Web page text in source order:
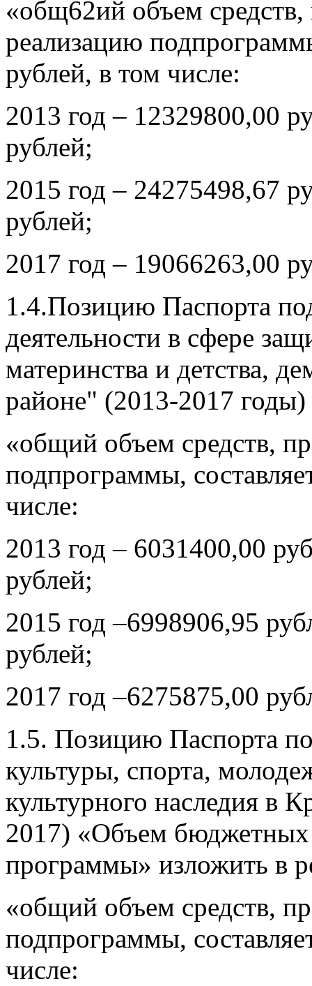
«общ62ий объем
реализацию
рублей, в том числе:
2013 год – 12329800,00
рублей;
2015 год – 24275498,67
рублей;
2017 год – 19066263,00
1.4.Позицию Паспорта
деятельности в сфере
материнства и детства,
районе" (2013-2017 годы)
«общий объем средств,
подпрограммы,
числе:
2013 год – 6031400,00
рублей;
2015 год –6998906,95
рублей;
2017 год –6275875,00
1.5. Позицию Паспорта
культуры, спорта,
культурного наследия в
2017) «Объем бюджетных
программы» изложить в
«общий объем средств,
подпрограммы,
числе: